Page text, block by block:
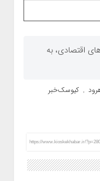
اقتصادی، به
, کیوسک‌خبر
https://www.kioskekhabar.ir/